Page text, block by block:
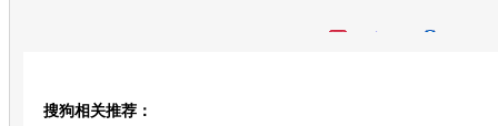
搜狗相关推荐：